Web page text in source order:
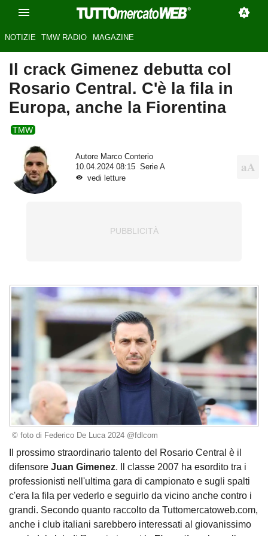
NOTIZIE TMW RADIO MAGAZINE
Il crack Gimenez debutta col
Rosario Central. C'è la fila in
Europa, anche la Fiorentina
TMW
Autore Marco Conterio
10.04.2024 08:15
Serie A
vedi letture
© foto di Federico De Luca 2024 @fdlcom
Il prossimo straordinario talento del Rosario Central è il
difensore Juan Gimenez. Il classe 2007 ha esordito tra i
professionisti nell'ultima gara di campionato e sugli spalti
c'era la fila per vederlo e seguirlo da vicino anche contro i
grandi. Secondo quanto raccolto da Tuttomercatoweb.com,
anche i club italiani sarebbero interessati al giovanissimo